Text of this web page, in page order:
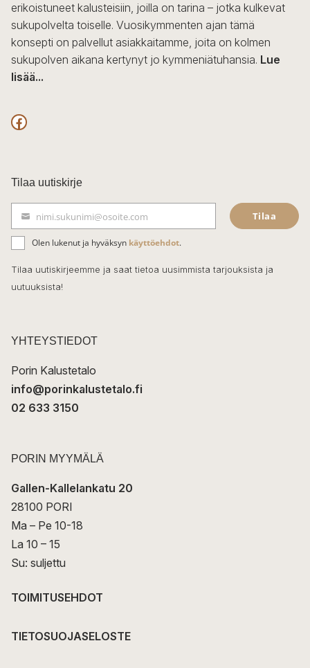
erikoistuneet kalusteisiin, joilla on tarina – jotka kulkevat
sukupolvelta toiselle. Vuosikymmenten ajan tämä
konsepti on palvellut asiakkaitamme, joita on kolmen
sukupolven aikana kertynyt jo kymmeniätuhansia. Lue
lisää...
F
c
e
b
o
o
k
Tilaa uutiskirje
ä
h
k
t
nimi.sukunimi@osoite.com Tilaa
Olen lukenut ja hyväksyn käyttöehdot.
Tilaa uutiskirjeemme ja saat tietoa uusimmista tarjouksista ja
uutuuksista!
YHTEYSTIEDOT
Porin Kalustetalo
info@porinkalustetalo.fi
02 633 3150
PORIN MYYMÄLÄ
Gallen-Kallelankatu 20
28100 PORI
Ma – Pe 10-18
La 10 – 15
Su: suljettu
TOIMITUSEHDOT
TIETOSUOJASELOSTE